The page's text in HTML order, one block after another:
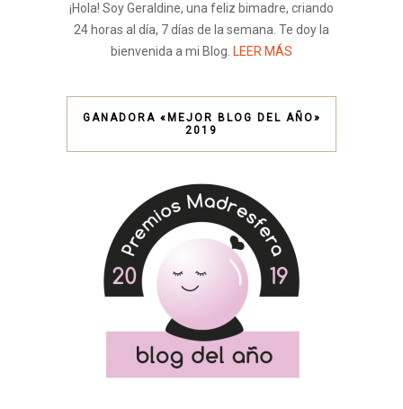
¡Hola! Soy Geraldine, una feliz bimadre, criando
24 horas al día, 7 días de la semana. Te doy la
bienvenida a mi Blog. LEER MÁS
GANADORA «MEJOR BLOG DEL AÑO»
2019